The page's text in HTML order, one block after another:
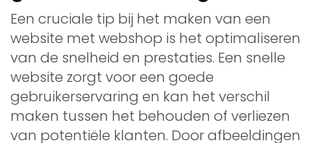
Een cruciale tip bij het maken van een
website met webshop is het optimaliseren
van de snelheid en prestaties. Een snelle
website zorgt voor een goede
gebruikerservaring en kan het verschil
maken tussen het behouden of verliezen
van potentiële klanten. Door afbeeldingen